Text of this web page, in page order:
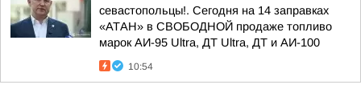
севастопольцы!. Сегодня на 14 заправках
«АТАН» в СВОБОДНОЙ продаже топливо
марок АИ-95 Ultra, ДТ Ultra, ДТ и АИ-100
10:54